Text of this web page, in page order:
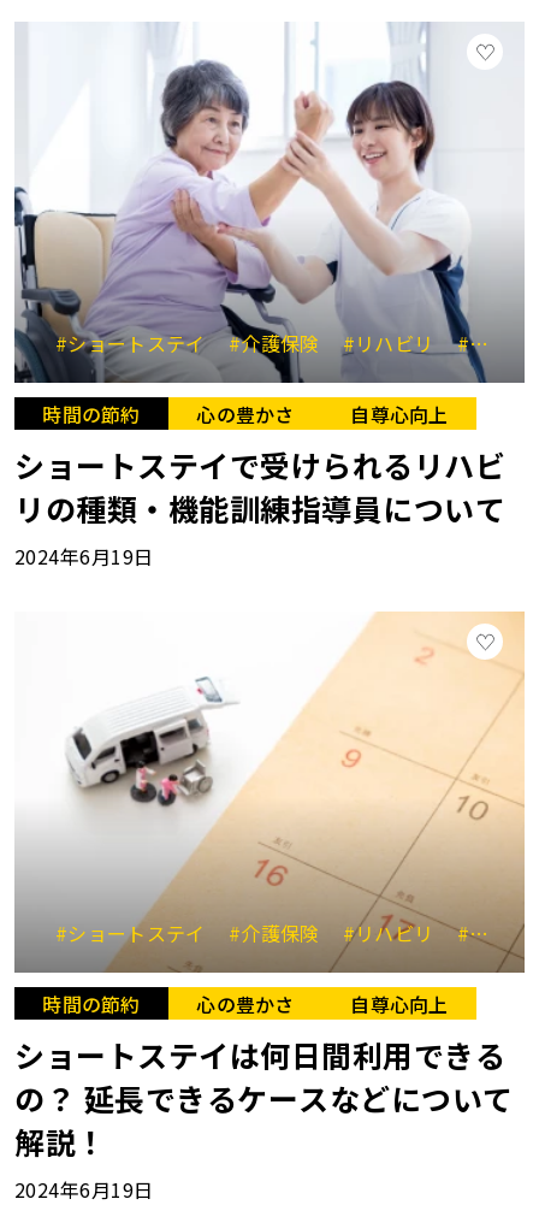
#ショートステイ #介護保険 #リハビリ #介護ストレス
時間の節約 心の豊かさ 自尊心向上
ショートステイで受けられるリハビ
リの種類・機能訓練指導員について
2024年6月19日
#ショートステイ #介護保険 #リハビリ #介護ストレス
時間の節約 心の豊かさ 自尊心向上
ショートステイは何日間利用できる
の？ 延長できるケースなどについて
解説！
2024年6月19日